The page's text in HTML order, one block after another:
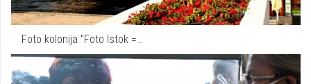
Foto kolonija "Foto Istok =…